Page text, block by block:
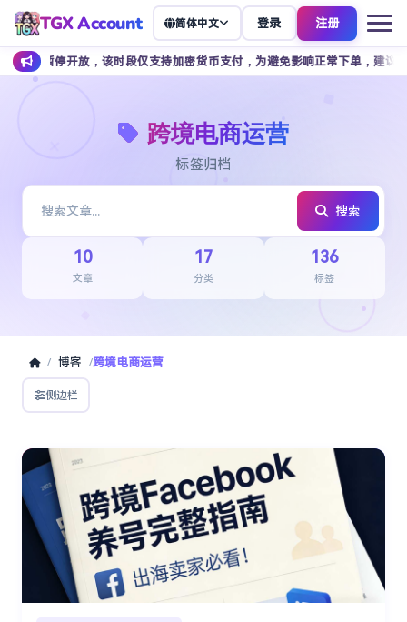
TGX Account 简体中文 登录 注册
，该时段仅支持加密货币支付，为避免影响正常下单，建议提前安排余额
跨境电商运营
标签归档
搜索
10
文章
17
分类
136
标签
/ 博客 /跨境电商运营
侧边栏